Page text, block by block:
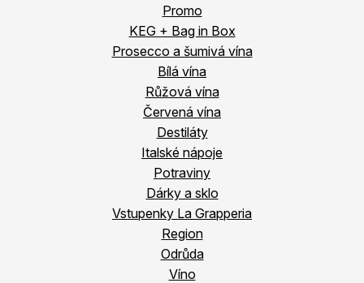
Promo
KEG + Bag in Box
Prosecco a šumivá vína
Bílá vína
Růžová vína
Červená vína
Destiláty
Italské nápoje
Potraviny
Dárky a sklo
Vstupenky La Grapperia
Region
Odrůda
Víno